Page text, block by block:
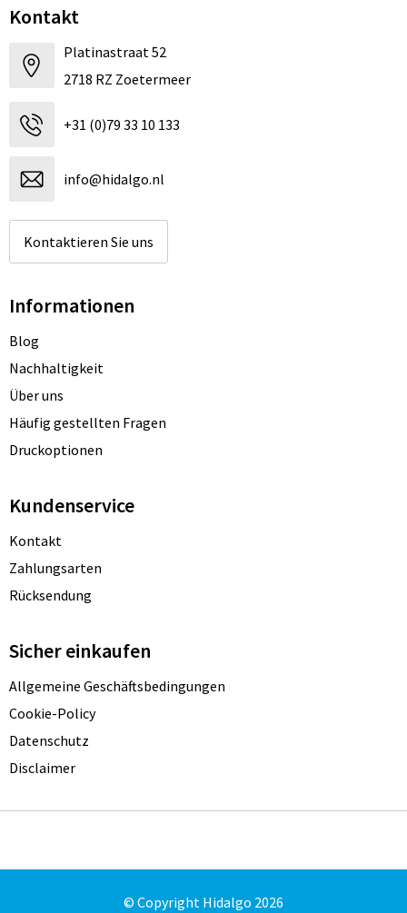
Kontakt
Platinastraat 52
2718 RZ Zoetermeer
+31 (0)79 33 10 133
info@hidalgo.nl
Kontaktieren Sie uns
Informationen
Blog
Nachhaltigkeit
Über uns
Häufig gestellten Fragen
Druckoptionen
Kundenservice
Kontakt
Zahlungsarten
Rücksendung
Sicher einkaufen
Allgemeine Geschäftsbedingungen
Cookie-Policy
Datenschutz
Disclaimer
© Copyright Hidalgo 2026